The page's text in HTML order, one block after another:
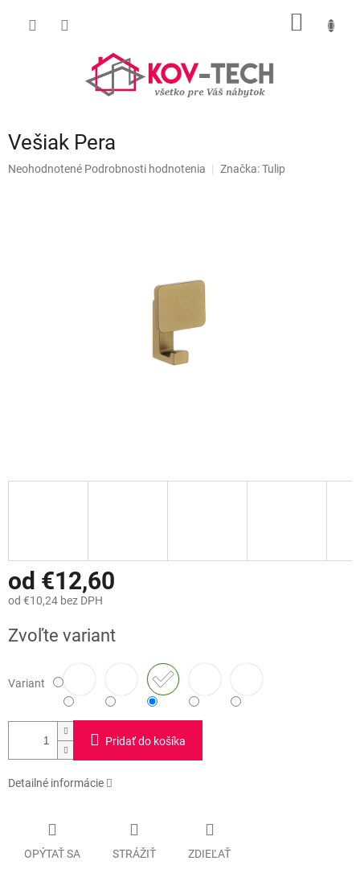
Vešiak Pera
Priemerné
Neohodnotené Podrobnosti hodnotenia Značka:Tulip
od €12,60
od €10,24 bez DPH
cena:
Zvoľte variant
Variant
Pridať do košíka
Detailné informácie
OPÝTAŤ SA STRÁŽIŤ ZDIEĽAŤ